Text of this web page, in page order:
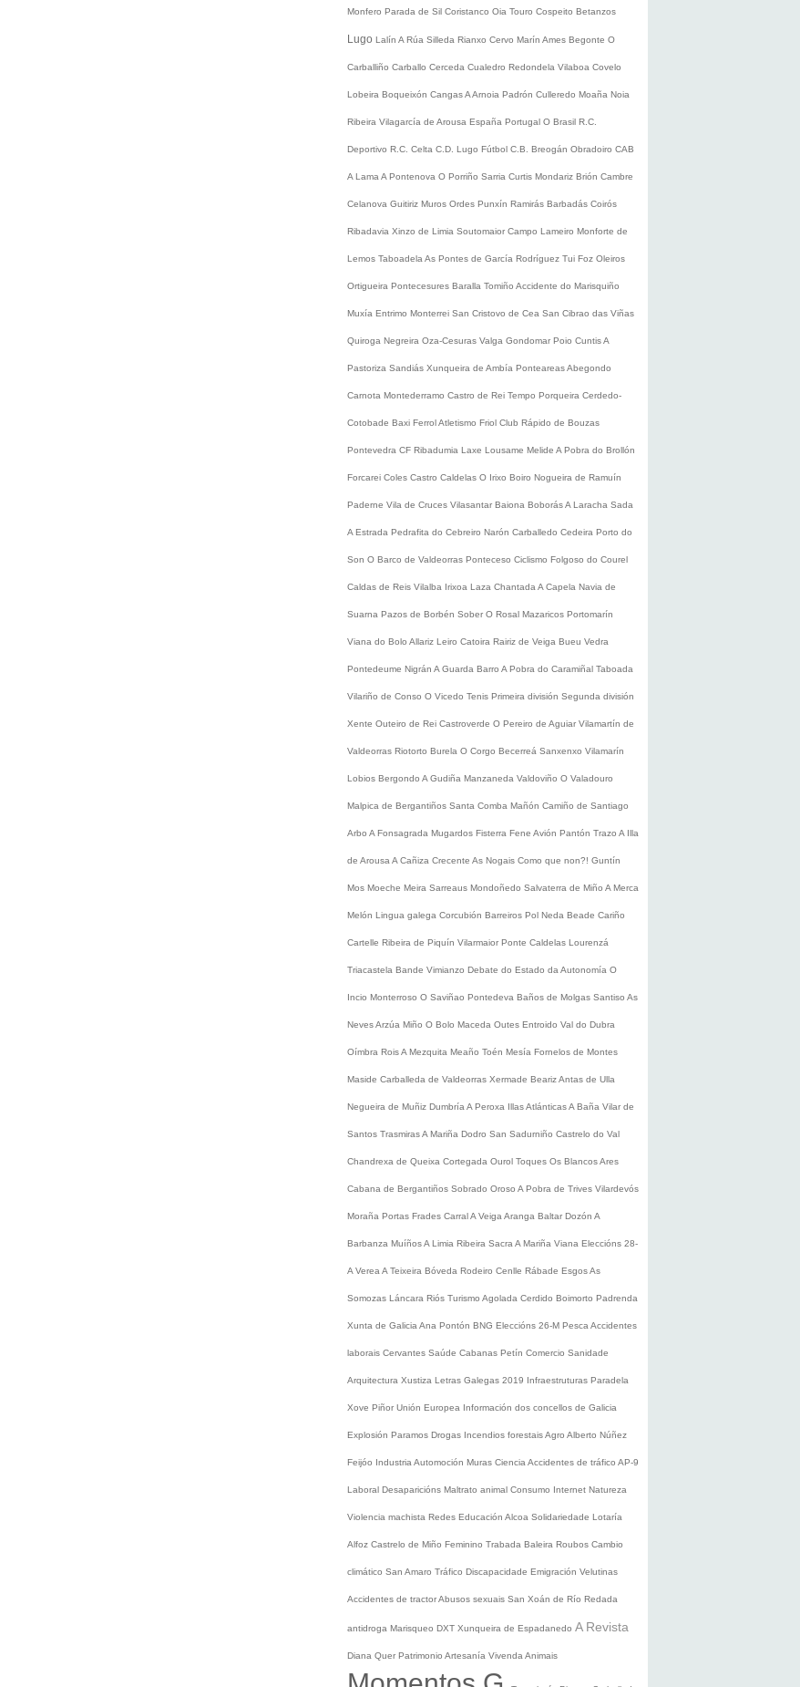
Monfero Parada de Sil Coristanco Oia Touro Cospeito Betanzos
Lugo Lalín A Rúa Silleda Rianxo Cervo Marín Ames Begonte O
Carballiño Carballo Cerceda Cualedro Redondela Vilaboa Covelo
Lobeira Boqueixón CangasA Arnoia Padrón Culleredo Moaña Noia
Ribeira Vilagarcía de Arousa España Portugal O Brasil R.C.
Deportivo R.C. Celta C.D. Lugo Fútbol C.B. Breogán Obradoiro CAB
A Lama A Pontenova O Porriño Sarria Curtis Mondariz Brión Cambre
Celanova Guitiriz Muros Ordes Punxín Ramirás Barbadás Coirós
Ribadavia Xinzo de Limia Soutomaior Campo Lameiro Monforte de
Lemos Taboadela As Pontes de García Rodríguez Tui Foz Oleiros
Ortigueira Pontecesures Baralla Tomiño Accidente do Marisquiño
Muxía Entrimo Monterrei San Cristovo de Cea San Cibrao das Viñas
Quiroga Negreira Oza-Cesuras Valga Gondomar Poio CuntisA
Pastoriza Sandiás Xunqueira de Ambía PonteareasAbegondo
Carnota Montederramo Castro de Rei Tempo Porqueira Cerdedo-
Cotobade Baxi FerrolAtletismo Friol Club Rápido de Bouzas
Pontevedra CF Ribadumia Laxe Lousame Melide A Pobra do Brollón
Forcarei Coles Castro Caldelas O Irixo Boiro Nogueira de Ramuín
Paderne Vila de Cruces Vilasantar Baiona BoborásA Laracha Sada
A Estrada Pedrafita do Cebreiro Narón Carballedo Cedeira Porto do
Son O Barco de Valdeorras Ponteceso Ciclismo Folgoso do Courel
Caldas de Reis Vilalba Irixoa Laza Chantada A Capela Navia de
Suarna Pazos de Borbén Sober O Rosal Mazaricos Portomarín
Viana do Bolo Allariz Leiro Catoira Rairiz de Veiga Bueu Vedra
Pontedeume Nigrán A Guarda Barro A Pobra do Caramiñal Taboada
Vilariño de Conso O Vicedo Tenis Primeira división Segunda división
Xente Outeiro de Rei Castroverde O Pereiro de Aguiar Vilamartín de
Valdeorras Riotorto Burela O Corgo Becerreá Sanxenxo Vilamarín
Lobios Bergondo A Gudiña Manzaneda Valdoviño O Valadouro
Malpica de Bergantiños Santa Comba Mañón Camiño de Santiago
Arbo A Fonsagrada Mugardos Fisterra Fene Avión Pantón Trazo A Illa
de Arousa A Cañiza Crecente As Nogais Como que non?! Guntín
Mos Moeche Meira Sarreaus Mondoñedo Salvaterra de Miño A Merca
Melón Lingua galega Corcubión Barreiros Pol Neda Beade Cariño
Cartelle Ribeira de Piquín Vilarmaior Ponte Caldelas Lourenzá
Triacastela Bande Vimianzo Debate do Estado da Autonomía O
Incio Monterroso O Saviñao Pontedeva Baños de Molgas Santiso As
NevesArzúa Miño O Bolo Maceda Outes Entroido Val do Dubra
Oímbra RoisA Mezquita Meaño Toén Mesía Fornelos de Montes
Maside Carballeda de Valdeorras Xermade BearizAntas de Ulla
Negueira de Muñiz Dumbría A Peroxa Illas AtlánticasA Baña Vilar de
Santos TrasmirasA Mariña Dodro San Sadurniño Castrelo do Val
Chandrexa de Queixa Cortegada Ourol Toques Os BlancosAres
Cabana de Bergantiños Sobrado Oroso A Pobra de Trives Vilardevós
Moraña Portas Frades CarralA Veiga Aranga Baltar Dozón A
Barbanza MuíñosA Limia Ribeira Sacra A Mariña Viana Eleccións 28-
A Verea A Teixeira Bóveda Rodeiro Cenlle Rábade EsgosAs
Somozas Láncara Riós Turismo Agolada Cerdido Boimorto Padrenda
Xunta de Galicia Ana Pontón BNG Eleccións 26-M Pesca Accidentes
laborais Cervantes Saúde Cabanas Petín Comercio Sanidade
Arquitectura Xustiza Letras Galegas 2019 Infraestruturas Paradela
Xove Piñor Unión Europea Información dos concellos de Galicia
Explosión Paramos Drogas Incendios forestaisAgro Alberto Núñez
Feijóo Industria Automoción Muras Ciencia Accidentes de tráfico AP-9
Laboral Desaparicións Maltrato animal Consumo Internet Natureza
Violencia machista Redes Educación Alcoa Solidariedade Lotaría
Alfoz Castrelo de Miño Feminino Trabada Baleira Roubos Cambio
climático San Amaro Tráfico Discapacidade Emigración Velutinas
Accidentes de tractorAbusos sexuais San Xoán de Río Redada
antidroga Marisqueo DXT Xunqueira de Espadanedo A Revista
Diana Quer Patrimonio Artesanía Vivenda Animais